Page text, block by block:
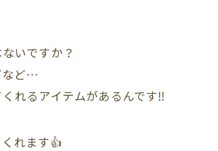
いですか？
など…
れるアイテムがあるんです‼︎
れます👍